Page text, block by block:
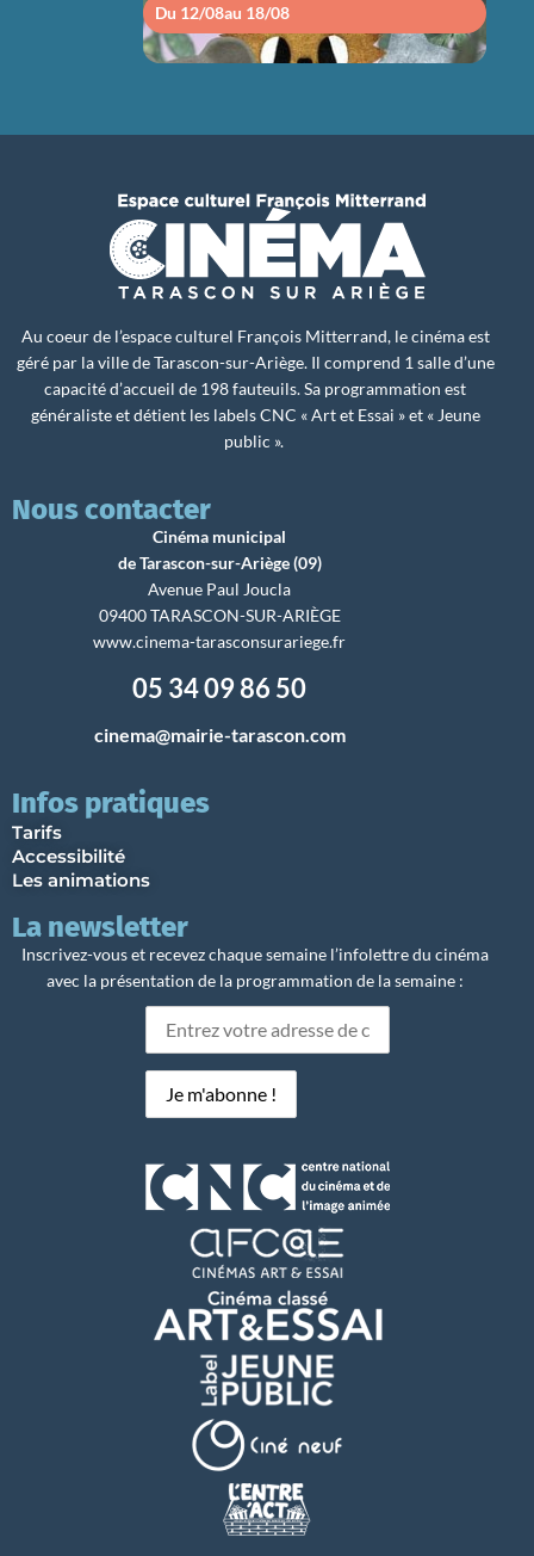
Du 12/08au 18/08
Au coeur de l’espace culturel François Mitterrand, le cinéma est
géré par la ville de Tarascon-sur-Ariège. Il comprend 1 salle d’une
capacité d’accueil de 198 fauteuils. Sa programmation est
généraliste et détient les labels CNC « Art et Essai » et « Jeune
public ».
Nous contacter
Cinéma municipal
de Tarascon-sur-Ariège (09)
Avenue Paul Joucla
09400 TARASCON-SUR-ARIÈGE
www.cinema-tarasconsurariege.fr
05 34 09 86 50
cinema@mairie-tarascon.com
Infos pratiques
Tarifs
Accessibilité
Les animations
La newsletter
Inscrivez-vous et recevez chaque semaine l’infolettre du cinéma
avec la présentation de la programmation de la semaine :